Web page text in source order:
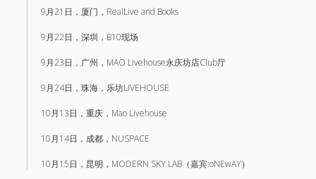
9月21日，厦门，RealLive and Books
9月22日，深圳，B10现场
9月23日，广州，MAO Livehouse永庆坊店Club厅
9月24日，珠海，乐坊LIVEHOUSE
10月13日，重庆，Mao Livehouse
10月14日，成都，NUSPACE
10月15日，昆明，MODERN SKY LAB（嘉宾:oNEwAY）